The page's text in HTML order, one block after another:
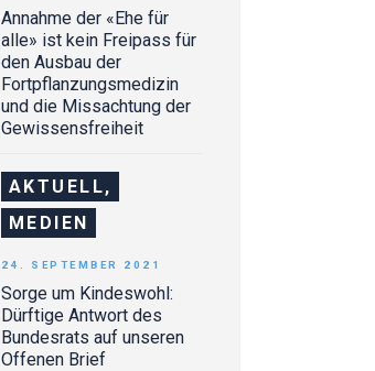
Annahme der «Ehe für
alle» ist kein Freipass für
den Ausbau der
Fortpflanzungsmedizin
und die Missachtung der
Gewissensfreiheit
AKTUELL,
MEDIEN
Sorge um Kindeswohl:
Dürftige Antwort des
Bundesrats auf unseren
Offenen Brief
24. SEPTEMBER 2021